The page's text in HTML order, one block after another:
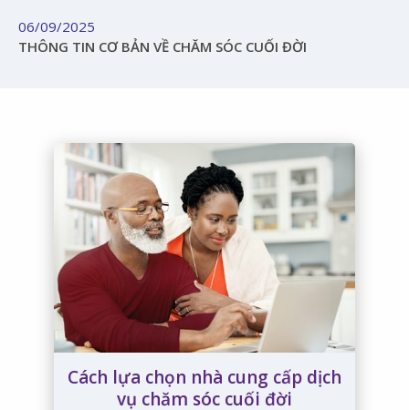
06/09/2025
THÔNG TIN CƠ BẢN VỀ CHĂM SÓC CUỐI ĐỜI
Cách lựa chọn nhà cung cấp dịch
vụ chăm sóc cuối đời